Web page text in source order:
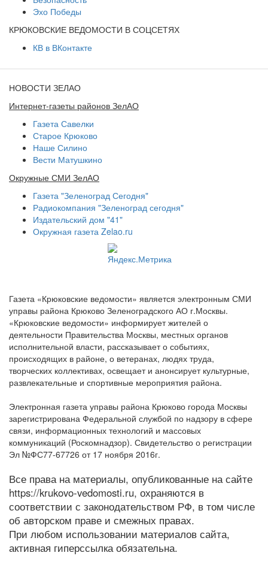
Эхо Победы
КРЮКОВСКИЕ ВЕДОМОСТИ В СОЦСЕТЯХ
КВ в ВКонтакте
НОВОСТИ ЗЕЛАО
Интернет-газеты районов ЗелАО
Газета Савелки
Старое Крюково
Наше Силино
Вести Матушкино
Окружные СМИ ЗелАО
Газета "Зеленоград Сегодня"
Радиокомпания "Зеленоград сегодня"
Издательский дом "41"
Окружная газета Zelao.ru
Газета «Крюковские ведомости» является электронным СМИ
управы района Крюково Зеленоградского АО г.Москвы.
«Крюковские ведомости» информирует жителей о
деятельности Правительства Москвы, местных органов
исполнительной власти, рассказывает о событиях,
происходящих в районе, о ветеранах, людях труда,
творческих коллективах, освещает и анонсирует культурные,
развлекательные и спортивные мероприятия района.
Электронная газета управы района Крюково города Москвы
зарегистрирована Федеральной службой по надзору в сфере
связи, информационных технологий и массовых
коммуникаций (Роскомнадзор). Свидетельство о регистрации
Эл №ФС77-67726 от 17 ноября 2016г.
Все права на материалы, опубликованные на сайте
https://krukovo-vedomosti.ru, охраняются в
соответствии с законодательством РФ, в том числе
об авторском праве и смежных правах.
При любом использовании материалов сайта,
активная гиперссылка обязательна.